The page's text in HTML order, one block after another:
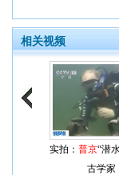
相关视频
实拍： 普京“潜
古学家